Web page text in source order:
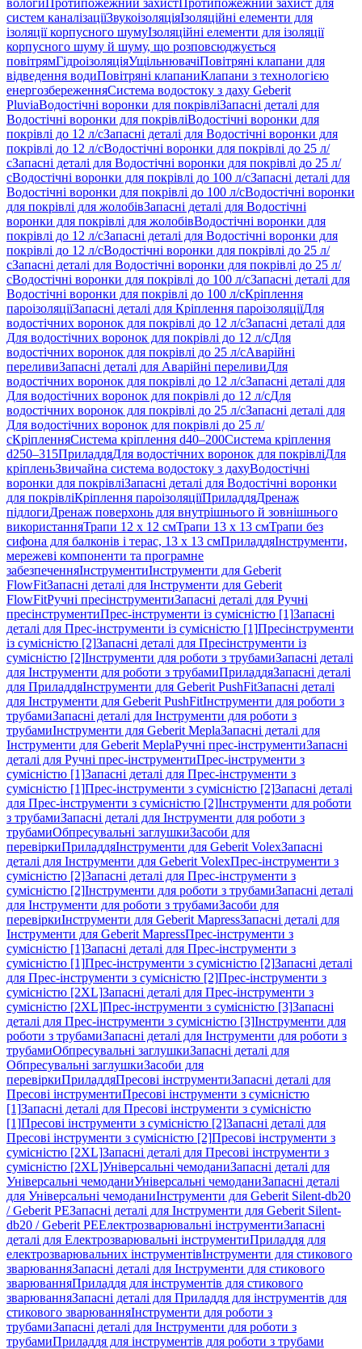
вологиПротипожежний захистПротипожежний захист для
систем каналізаціїЗвукоізоляціяІзоляційні елементи для
ізоляції корпусного шумуІзоляційні елементи для ізоляції
корпусного шуму й шуму, що розповсюджується
повітрямГідроізоляціяУщільнювачіПовітряні клапани для
відведення водиПовітряні клапаниКлапани з технологією
енергозбереженняСистема водостоку з даху Geberit
PluviaВодостічні воронки для покрівліЗапасні деталі для
Водостічні воронки для покрівліВодостічні воронки для
покрівлі до 12 л/сЗапасні деталі для Водостічні воронки для
покрівлі до 12 л/сВодостічні воронки для покрівлі до 25 л/
сЗапасні деталі для Водостічні воронки для покрівлі до 25 л/
сВодостічні воронки для покрівлі до 100 л/сЗапасні деталі для
Водостічні воронки для покрівлі до 100 л/сВодостічні воронки
для покрівлі для жолобівЗапасні деталі для Водостічні
воронки для покрівлі для жолобівВодостічні воронки для
покрівлі до 12 л/сЗапасні деталі для Водостічні воронки для
покрівлі до 12 л/сВодостічні воронки для покрівлі до 25 л/
сЗапасні деталі для Водостічні воронки для покрівлі до 25 л/
сВодостічні воронки для покрівлі до 100 л/сЗапасні деталі для
Водостічні воронки для покрівлі до 100 л/сКріплення
пароізоляціїЗапасні деталі для Кріплення пароізоляціїДля
водостічних воронок для покрівлі до 12 л/сЗапасні деталі для
Для водостічних воронок для покрівлі до 12 л/сДля
водостічних воронок для покрівлі до 25 л/сАварійні
переливиЗапасні деталі для Аварійні переливиДля
водостічних воронок для покрівлі до 12 л/сЗапасні деталі для
Для водостічних воронок для покрівлі до 12 л/сДля
водостічних воронок для покрівлі до 25 л/сЗапасні деталі для
Для водостічних воронок для покрівлі до 25 л/
сКріпленняСистема кріплення d40–200Система кріплення
d250–315ПриладдяДля водостічних воронок для покрівліДля
кріпленьЗвичайна система водостоку з дахуВодостічні
воронки для покрівліЗапасні деталі для Водостічні воронки
для покрівліКріплення пароізоляціїПриладдяДренаж
підлогиДренаж поверхонь для внутрішнього й зовнішнього
використанняТрапи 12 x 12 смТрапи 13 x 13 смТрапи без
сифона для балконів і терас, 13 x 13 смПриладдяІнструменти,
мережеві компоненти та програмне
забезпеченняІнструментиІнструменти для Geberit
FlowFitЗапасні деталі для Інструменти для Geberit
FlowFitРучні пресінструментиЗапасні деталі для Ручні
пресінструментиПрес-інструменти із сумісністю [1]Запасні
деталі для Прес-інструменти із сумісністю [1]Пресінструменти
із сумісністю [2]Запасні деталі для Пресінструменти із
сумісністю [2]Інструменти для роботи з трубамиЗапасні деталі
для Інструменти для роботи з трубамиПриладдяЗапасні деталі
для ПриладдяІнструменти для Geberit PushFitЗапасні деталі
для Інструменти для Geberit PushFitІнструменти для роботи з
трубамиЗапасні деталі для Інструменти для роботи з
трубамиІнструменти для Geberit MeplaЗапасні деталі для
Інструменти для Geberit MeplaРучні прес-інструментиЗапасні
деталі для Ручні прес-інструментиПрес-інструменти з
сумісністю [1]Запасні деталі для Прес-інструменти з
сумісністю [1]Прес-інструменти з сумісністю [2]Запасні деталі
для Прес-інструменти з сумісністю [2]Інструменти для роботи
з трубамиЗапасні деталі для Інструменти для роботи з
трубамиОбпресувальні заглушкиЗасоби для
перевіркиПриладдяІнструменти для Geberit VolexЗапасні
деталі для Інструменти для Geberit VolexПрес-інструменти з
сумісністю [2]Запасні деталі для Прес-інструменти з
сумісністю [2]Інструменти для роботи з трубамиЗапасні деталі
для Інструменти для роботи з трубамиЗасоби для
перевіркиІнструменти для Geberit MapressЗапасні деталі для
Інструменти для Geberit MapressПрес-інструменти з
сумісністю [1]Запасні деталі для Прес-інструменти з
сумісністю [1]Прес-інструменти з сумісністю [2]Запасні деталі
для Прес-інструменти з сумісністю [2]Прес-інструменти з
сумісністю [2XL]Запасні деталі для Прес-інструменти з
сумісністю [2XL]Прес-інструменти з сумісністю [3]Запасні
деталі для Прес-інструменти з сумісністю [3]Інструменти для
роботи з трубамиЗапасні деталі для Інструменти для роботи з
трубамиОбпресувальні заглушкиЗапасні деталі для
Обпресувальні заглушкиЗасоби для
перевіркиПриладдяПресові інструментиЗапасні деталі для
Пресові інструментиПресові інструменти з сумісністю
[1]Запасні деталі для Пресові інструменти з сумісністю
[1]Пресові інструменти з сумісністю [2]Запасні деталі для
Пресові інструменти з сумісністю [2]Пресові інструменти з
сумісністю [2XL]Запасні деталі для Пресові інструменти з
сумісністю [2XL]Універсальні чемоданиЗапасні деталі для
Універсальні чемоданиУніверсальні чемоданиЗапасні деталі
для Універсальні чемоданиІнструменти для Geberit Silent-db20
/ Geberit PEЗапасні деталі для Інструменти для Geberit Silent-
db20 / Geberit PEЕлектрозварювальні інструментиЗапасні
деталі для Електрозварювальні інструментиПриладдя для
електрозварювальних інструментівІнструменти для стикового
зварюванняЗапасні деталі для Інструменти для стикового
зварюванняПриладдя для інструментів для стикового
зварюванняЗапасні деталі для Приладдя для інструментів для
стикового зварюванняІнструменти для роботи з
трубамиЗапасні деталі для Інструменти для роботи з
трубамиПриладдя для інструментів для роботи з трубами